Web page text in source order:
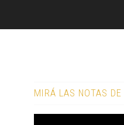
MIRÁ LAS NOTAS